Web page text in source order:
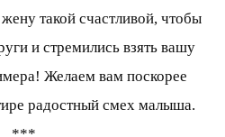
такой счастливой, чтобы
и стремились взять вашу
Желаем вам поскорее
радостный смех малыша.